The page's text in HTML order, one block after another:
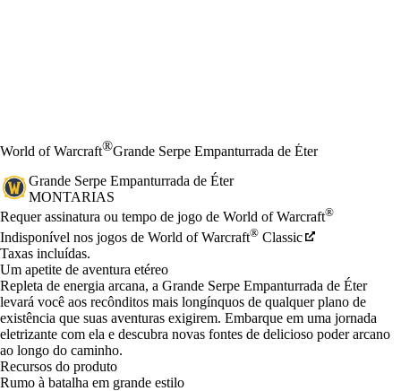
World of Warcraft®Grande Serpe Empanturrada de Éter
Grande Serpe Empanturrada de Éter
MONTARIAS
Preço
Available actions
Requer assinatura ou tempo de jogo de World of Warcraft®
Indisponível nos jogos de World of Warcraft® Classic
Taxas incluídas.
Um apetite de aventura etéreo
Repleta de energia arcana, a Grande Serpe Empanturrada de Éter
levará você aos recônditos mais longínquos de qualquer plano de
existência que suas aventuras exigirem. Embarque em uma jornada
eletrizante com ela e descubra novas fontes de delicioso poder arcano
ao longo do caminho.
Recursos do produto
Rumo à batalha em grande estilo